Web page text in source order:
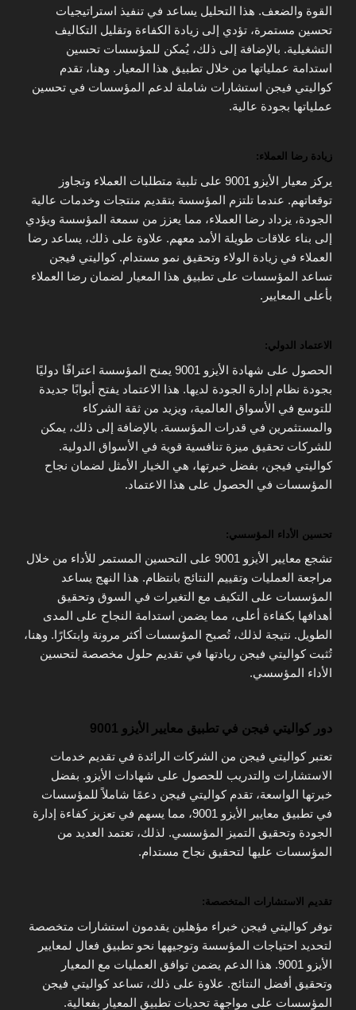
القوة والضعف. هذا التحليل يساعد في تنفيذ استراتيجيات
تحسين مستمرة، تؤدي إلى زيادة الكفاءة وتقليل التكاليف
التشغيلية. بالإضافة إلى ذلك، يُمكن للمؤسسات تحسين
استدامة عملياتها من خلال تطبيق هذا المعيار. وهنا، تقدم
كواليتي فيجن استشارات شاملة لدعم المؤسسات في تحسين
عملياتها بجودة عالية.
زيادة رضا العملاء:
يركز معيار الأيزو 9001 على تلبية متطلبات العملاء وتجاوز
توقعاتهم. عندما تلتزم المؤسسة بتقديم منتجات وخدمات عالية
الجودة، يزداد رضا العملاء، مما يعزز من سمعة المؤسسة ويؤدي
إلى بناء علاقات طويلة الأمد معهم. علاوة على ذلك، يساعد رضا
العملاء في زيادة الولاء وتحقيق نمو مستدام. كواليتي فيجن
تساعد المؤسسات على تطبيق هذا المعيار لضمان رضا العملاء
بأعلى المعايير.
الاعتماد الدولي:
الحصول على شهادة الأيزو 9001 يمنح المؤسسة اعترافًا دوليًا
بجودة نظام إدارة الجودة لديها. هذا الاعتماد يفتح أبوابًا جديدة
للتوسع في الأسواق العالمية، ويزيد من ثقة الشركاء
والمستثمرين في قدرات المؤسسة. بالإضافة إلى ذلك، يمكن
للشركات تحقيق ميزة تنافسية قوية في الأسواق الدولية.
كواليتي فيجن، بفضل خبرتها، هي الخيار الأمثل لضمان نجاح
المؤسسات في الحصول على هذا الاعتماد.
تحسين الأداء المؤسسي:
تشجع معايير الأيزو 9001 على التحسين المستمر للأداء من خلال
مراجعة العمليات وتقييم النتائج بانتظام. هذا النهج يساعد
المؤسسات على التكيف مع التغيرات في السوق وتحقيق
أهدافها بكفاءة أعلى، مما يضمن استدامة النجاح على المدى
الطويل. نتيجة لذلك، تُصبح المؤسسات أكثر مرونة وابتكارًا. وهنا،
تُثبت كواليتي فيجن ريادتها في تقديم حلول مخصصة لتحسين
الأداء المؤسسي.
دور كواليتي فيجن في تطبيق معايير الأيزو 9001
تعتبر كواليتي فيجن من الشركات الرائدة في تقديم خدمات
الاستشارات والتدريب للحصول على شهادات الأيزو. بفضل
خبرتها الواسعة، تقدم كواليتي فيجن دعمًا شاملاً للمؤسسات
في تطبيق معايير الأيزو 9001، مما يسهم في تعزيز كفاءة إدارة
الجودة وتحقيق التميز المؤسسي. لذلك، تعتمد العديد من
المؤسسات عليها لتحقيق نجاح مستدام.
تقديم الاستشارات المتخصصة:
توفر كواليتي فيجن خبراء مؤهلين يقدمون استشارات متخصصة
لتحديد احتياجات المؤسسة وتوجيهها نحو تطبيق فعال لمعايير
الأيزو 9001. هذا الدعم يضمن توافق العمليات مع المعيار
وتحقيق أفضل النتائج. علاوة على ذلك، تساعد كواليتي فيجن
المؤسسات على مواجهة تحديات تطبيق المعيار بفعالية.